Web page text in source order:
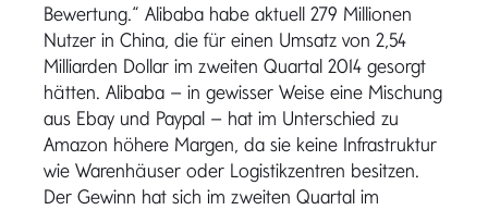
Bewertung.“ Alibaba habe aktuell 279 Millionen
Nutzer in China, die für einen Umsatz von 2,54
Milliarden Dollar im zweiten Quartal 2014 gesorgt
hätten. Alibaba – in gewisser Weise eine Mischung
aus Ebay und Paypal – hat im Unterschied zu
Amazon höhere Margen, da sie keine Infrastruktur
wie Warenhäuser oder Logistikzentren besitzen.
Der Gewinn hat sich im zweiten Quartal im